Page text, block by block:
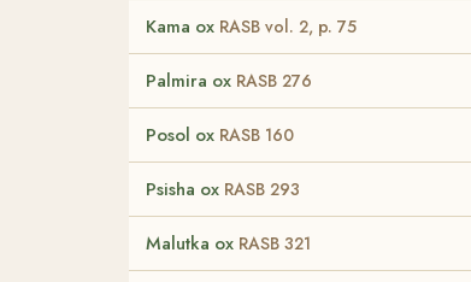
Kama ox RASB vol. 2, p. 75
Palmira ox RASB 276
Posol ox RASB 160
Psisha ox RASB 293
Malutka ox RASB 321